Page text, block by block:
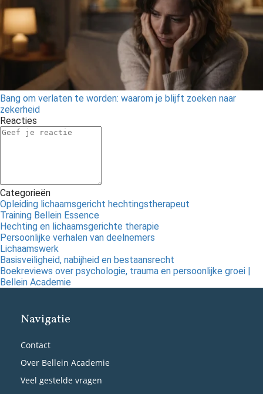
Bang om verlaten te worden: waarom je blijft zoeken naar
zekerheid
Reacties
Categorieën
Opleiding lichaamsgericht hechtingstherapeut
Training Bellein Essence
Hechting en lichaamsgerichte therapie
Persoonlijke verhalen van deelnemers
Lichaamswerk
Basisveiligheid, nabijheid en bestaansrecht
Boekreviews over psychologie, trauma en persoonlijke groei |
Bellein Academie
Navigatie
Contact
Over Bellein Academie
Veel gestelde vragen